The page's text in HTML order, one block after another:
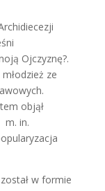
Ojczyznę?.
ze
objął
m. in.
w formie